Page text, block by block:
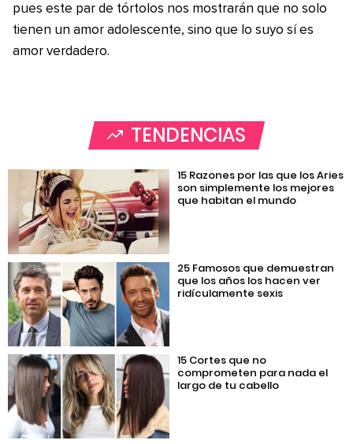
pues este par de tórtolos nos mostrarán que no solo
tienen un amor adolescente, sino que lo suyo sí es
amor verdadero.
TENDENCIAS
15 Razones por las que los Aries
son simplemente los mejores
que habitan el mundo
25 Famosos que demuestran
que los años los hacen ver
ridículamente sexis
15 Cortes que no
comprometen para nada el
largo de tu cabello